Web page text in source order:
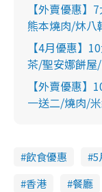
【外賣優惠
熊本燒肉/炑八
【4月優惠】
茶/聖安娜餅屋
【外賣優惠】
一送二/燒肉/
飲食優惠 5
香港
餐廳